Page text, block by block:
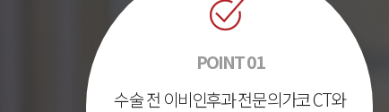
POINT 01
수술 전 이비인후과 전문의가코 CT와